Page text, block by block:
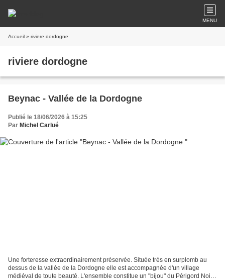
MENU
Accueil » riviere dordogne
riviere dordogne
Beynac - Vallée de la Dordogne
Publié le 18/06/2026 à 15:25
Par Michel Carlué
Une forteresse extraordinairement préservée. Située très en surplomb au
dessus de la vallée de la Dordogne elle est accompagnée d'un village
médiéval de toute beauté. L'ensemble constitue un "bijou" du Périgord Noir...